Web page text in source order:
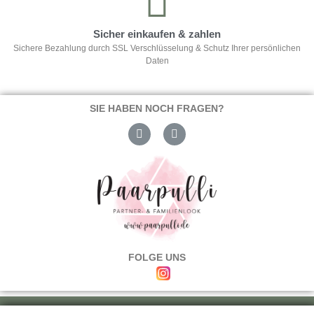
Sicher einkaufen & zahlen
Sichere Bezahlung durch SSL Verschlüsselung & Schutz Ihrer persönlichen
Daten
SIE HABEN NOCH FRAGEN?
FOLGE UNS